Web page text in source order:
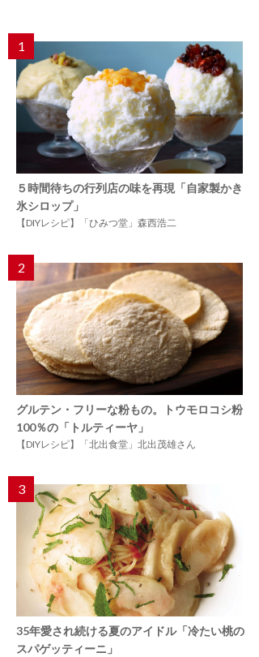
1
５時間待ちの行列店の味を再現「自家製かき
氷シロップ」
【DIYレシピ】「ひみつ堂」森西浩二
2
グルテン・フリーな粉もの。トウモロコシ粉
100％の「トルティーヤ」
【DIYレシピ】「北出食堂」北出茂雄さん
3
35年愛され続ける夏のアイドル「冷たい桃の
スパゲッティーニ」